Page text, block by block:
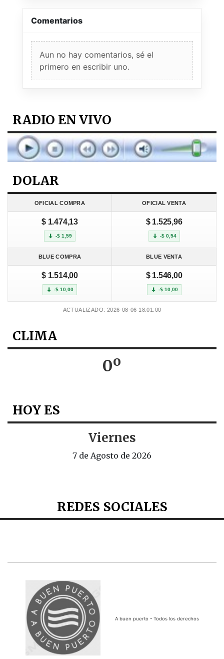
Comentarios
Aun no hay comentarios, sé el
primero en escribir uno.
RADIO EN VIVO
DOLAR
OFICIAL COMPRA OFICIAL VENTA
$ 1.474,13
-$ 1,59
$ 1.525,96
-$ 0,54
BLUE COMPRA BLUE VENTA
$ 1.514,00
-$ 10,00
$ 1.546,00
-$ 10,00
ACTUALIZADO: 2026-08-06 18:01:00
CLIMA
0º
HOY ES
Viernes
7 de Agosto de 2026
REDES SOCIALES
A buen puerto - Todos los derechos